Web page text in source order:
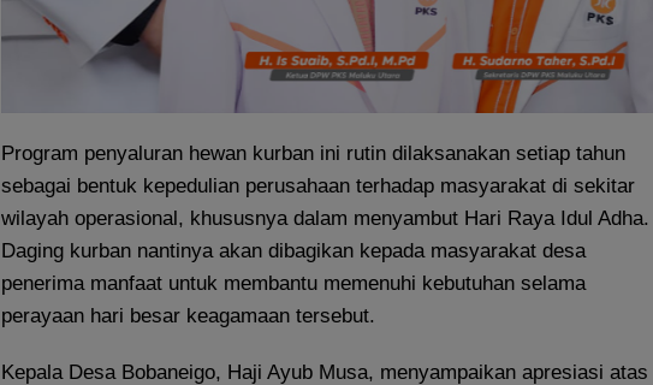
Program penyaluran hewan kurban ini rutin dilaksanakan setiap tahun
sebagai bentuk kepedulian perusahaan terhadap masyarakat di sekitar
wilayah operasional, khususnya dalam menyambut Hari Raya Idul Adha.
Daging kurban nantinya akan dibagikan kepada masyarakat desa
penerima manfaat untuk membantu memenuhi kebutuhan selama
perayaan hari besar keagamaan tersebut.
Kepala Desa Bobaneigo, Haji Ayub Musa, menyampaikan apresiasi atas